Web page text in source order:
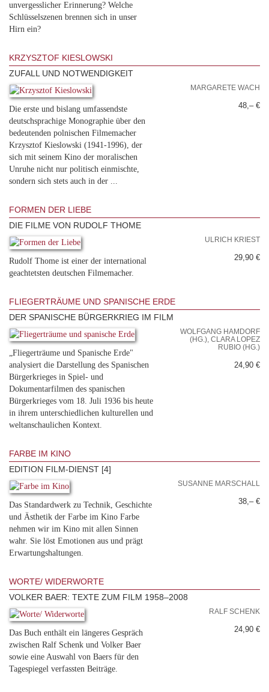
unvergesslicher Erinnerung? Welche
Schlüsselszenen brennen sich in unser
Hirn ein?
KRZYSZTOF KIESLOWSKI
ZUFALL UND NOTWENDIGKEIT
Die erste und bislang umfassendste
deutschsprachige Monographie über den
bedeutenden polnischen Filmemacher
Krzysztof Kieslowski (1941-1996), der
sich mit seinem Kino der moralischen
Unruhe nicht nur politisch einmischte,
sondern sich stets auch in der ...
MARGARETE WACH
48,– €
FORMEN DER LIEBE
DIE FILME VON RUDOLF THOME
Rudolf Thome ist einer der international
geachtetsten deutschen Filmemacher.
ULRICH KRIEST
29,90 €
FLIEGERTRÄUME UND SPANISCHE ERDE
DER SPANISCHE BÜRGERKRIEG IM FILM
„Fliegerträume und Spanische Erde"
analysiert die Darstellung des Spanischen
Bürgerkrieges in Spiel- und
Dokumentarfilmen des spanischen
Bürgerkrieges vom 18. Juli 1936 bis heute
in ihrem unterschiedlichen kulturellen und
weltanschaulichen Kontext.
WOLFGANG HAMDORF
(HG.), CLARA LOPEZ
RUBIO (HG.)
24,90 €
FARBE IM KINO
EDITION FILM-DIENST [4]
Das Standardwerk zu Technik, Geschichte
und Ästhetik der Farbe im Kino Farbe
nehmen wir im Kino mit allen Sinnen
wahr. Sie löst Emotionen aus und prägt
Erwartungshaltungen.
SUSANNE MARSCHALL
38,– €
WORTE/ WIDERWORTE
VOLKER BAER: TEXTE ZUM FILM 1958–2008
Das Buch enthält ein längeres Gespräch
zwischen Ralf Schenk und Volker Baer
sowie eine Auswahl von Baers für den
Tagespiegel verfassten Beiträge.
RALF SCHENK
24,90 €